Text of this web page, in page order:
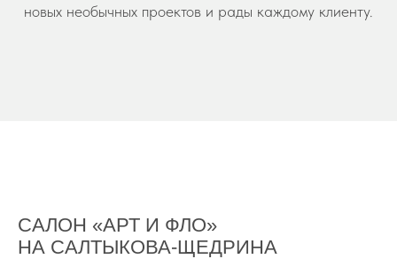
новых необычных проектов и рады каждому клиенту.
САЛОН «АРТ И ФЛО»
НА САЛТЫКОВА-ЩЕДРИНА